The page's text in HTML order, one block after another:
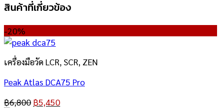
สินค้าที่เกี่ยวข้อง
-20%
เครื่องมือวัด LCR, SCR, ZEN
Peak Atlas DCA75 Pro
฿6,800 ฿5,450